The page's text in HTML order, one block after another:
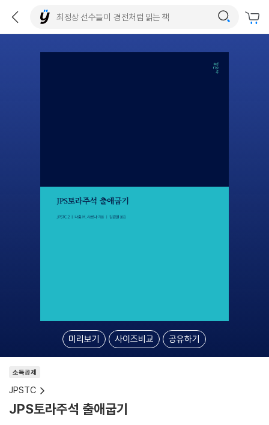
미리보기 사이즈비교 공유하기
소득공제
JPSTC
JPS토라주석 출애굽기